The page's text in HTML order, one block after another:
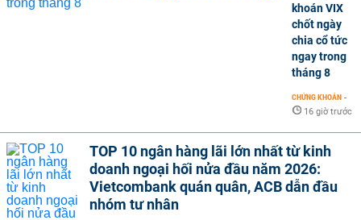
khoán VIX
chốt ngày
chia cổ tức
ngay trong
tháng 8
CHỨNG KHOÁN -
16 giờ trước
TOP 10 ngân hàng lãi lớn nhất từ kinh
doanh ngoại hối nửa đầu năm 2026:
Vietcombank quán quân, ACB dẫn đầu
nhóm tư nhân